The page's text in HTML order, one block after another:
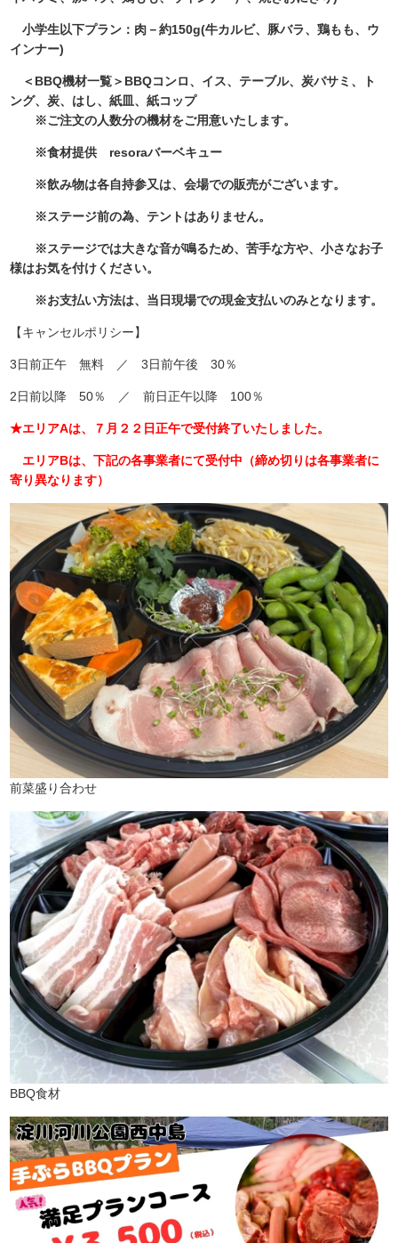
小学生以下プラン：肉－約150g(牛カルビ、豚バラ、鶏もも、ウ
インナー)
＜BBQ機材一覧＞BBQコンロ、イス、テーブル、炭バサミ、ト
ング、炭、はし、紙皿、紙コップ
※ご注文の人数分の機材をご用意いたします。
※食材提供 resoraバーベキュー
※飲み物は各自持参又は、会場での販売がございます。
※ステージ前の為、テントはありません。
※ステージでは大きな音が鳴るため、苦手な方や、小さなお子
様はお気を付けください。
※お支払い方法は、当日現場での現金支払いのみとなります。
【キャンセルポリシー】
3日前正午 無料 ／ 3日前午後 30％
2日前以降 50％ ／ 前日正午以降 100％
★エリアAは、７月２２日正午で受付終了いたしました。
エリアBは、下記の各事業者にて受付中（締め切りは各事業者に
寄り異なります）
前菜盛り合わせ
BBQ食材